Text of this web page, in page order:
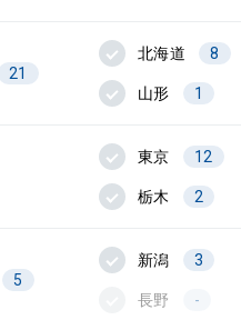
21
北海道 8
山形 1
東京 12
栃木 2
5
新潟 3
長野 -